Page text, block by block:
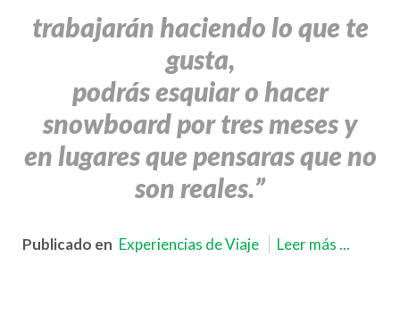
trabajarán haciendo lo que te
gusta,
podrás esquiar o hacer
snowboard por tres meses y
en lugares que pensaras que no
son reales.”
Publicado en Experiencias de Viaje Leer más ...